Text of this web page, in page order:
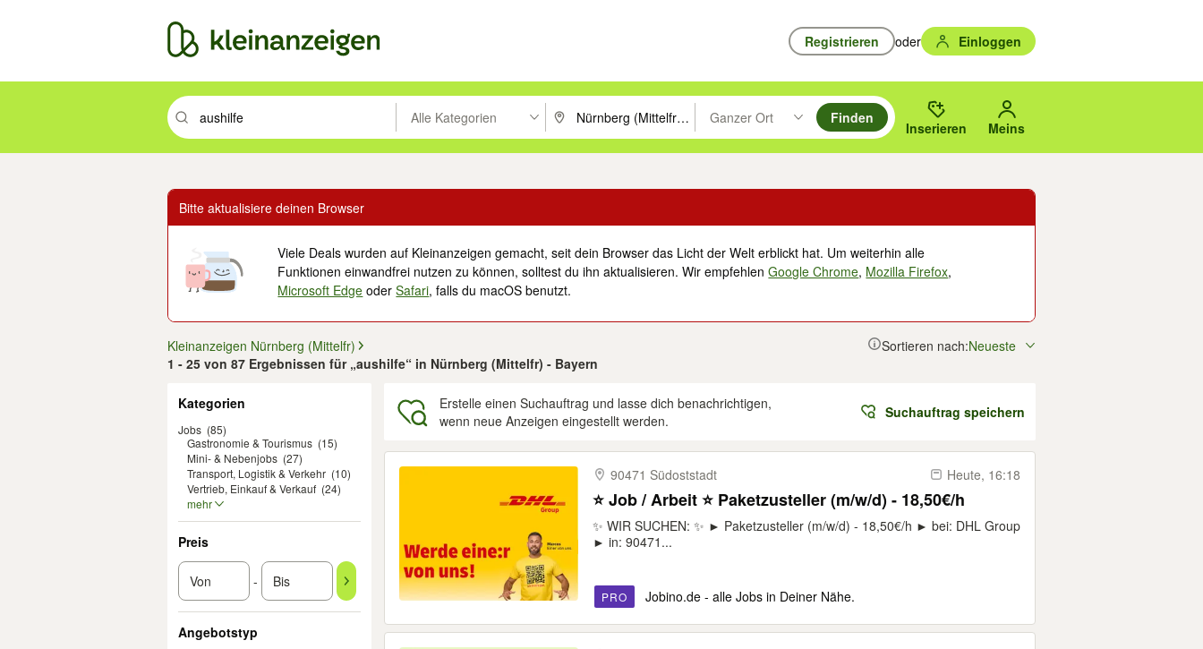
Registrieren oder Einloggen
Suchbegriff eingeben. Eingabetaste drücken um zu suchen, oder Vorschläge mit den Pfeiltasten nach oben/unten durchsuchen und mit Eingabetaste auswählen.
Alle Kategorien PLZ oder Ort eingeben. Eingabetaste drücken um zu suchen, oder Vorschläge mit den Pfeiltasten nach oben/
Ganzer Ort
Suche im Umkreis des gewählten Orts oder PLZ.
Finden
Inserieren Meins
Bitte aktualisiere deinen Browser
Viele Deals wurden auf Kleinanzeigen gemacht, seit dein Browser das Licht der Welt erblickt hat. Um weiterhin alle
Funktionen einwandfrei nutzen zu können, solltest du ihn aktualisieren. Wir empfehlenGoogle Chrome, Mozilla Firefox,
Microsoft Edge oderSafari, falls du macOS benutzt.
Kleinanzeigen Nürnberg (Mittelfr)
1 - 25 von 87 Ergebnissen für „aushilfe“ in Nürnberg (Mittelfr) - Bayern
Sortieren nach:Neueste
Kategorien
Jobs (85)
Gastronomie & Tourismus (15)
Mini- & Nebenjobs (27)
Transport, Logistik & Verkehr (10)
Vertrieb, Einkauf & Verkauf (24)
mehr
Preis
-
Angebotstyp
Erstelle einen Suchauftrag und lasse dich benachrichtigen,
wenn neue Anzeigen eingestellt werden.
Suchauftrag speichern
90471 Südoststadt
Heute, 16:18
⭐ Job / Arbeit ⭐ Paketzusteller (m/w/d) - 18,50€/h
✨ WIR SUCHEN: ✨ ► Paketzusteller (m/w/d) - 18,50€/h ► bei: DHL Group
► in: 90471...
PRO Jobino.de - alle Jobs in Deiner Nähe.